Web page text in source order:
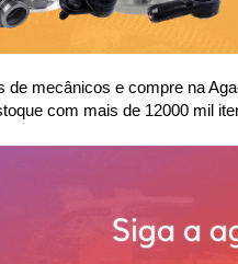
de mecânicos e compre na
com mais de 12000 mil